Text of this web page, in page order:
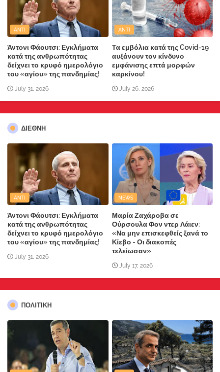
ANTI
Άντονι Φάουτσι: Εγκλήματα
κατά της ανθρωπότητας
δείχνει το κρυφό ημερολόγιο
του «αγίου» της πανδημίας!
July 31, 2026
ANTI
Τα εμβόλια κατά της Covid-19
αυξάνουν τον κίνδυνο
εμφάνισης επτά μορφών
καρκίνου!
July 26, 2026
ΔΙΕΘΝΗ
ANTI
Άντονι Φάουτσι: Εγκλήματα
κατά της ανθρωπότητας
δείχνει το κρυφό ημερολόγιο
του «αγίου» της πανδημίας!
July 31, 2026
NEWS
Μαρία Ζαχάροβα σε
Ούρσουλα Φον ντερ Λάιεν:
«Να μην επισκεφθείς ξανά το
Κίεβο - Οι διακοπές
τελείωσαν»
July 17, 2026
ΠΟΛΙΤΙΚΗ